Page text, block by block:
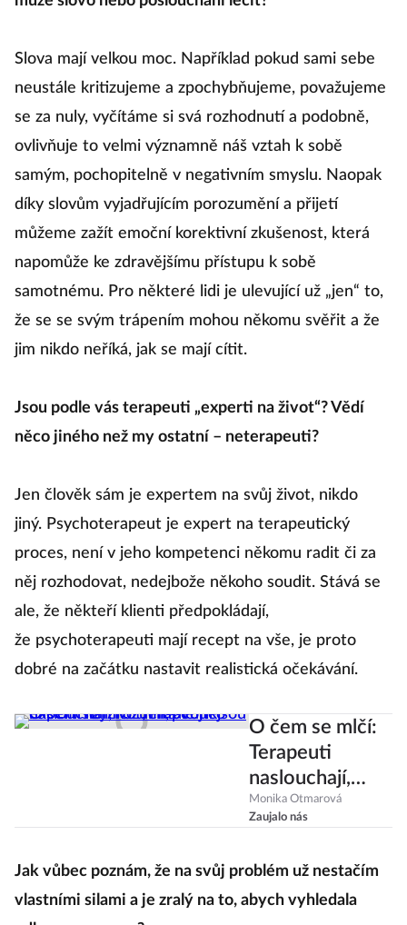
Slova mají velkou moc. Například pokud sami sebe
neustále kritizujeme a zpochybňujeme, považujeme
se za nuly, vyčítáme si svá rozhodnutí a podobně,
ovlivňuje to velmi významně náš vztah k sobě
samým, pochopitelně v negativním smyslu. Naopak
díky slovům vyjadřujícím porozumění a přijetí
můžeme zažít emoční korektivní zkušenost, která
napomůže ke zdravějšímu přístupu k sobě
samotnému. Pro některé lidi je ulevující už „jen“ to,
že se se svým trápením mohou někomu svěřit a že
jim nikdo neříká, jak se mají cítit.
Jsou podle vás terapeuti „experti na život“? Vědí
něco jiného než my ostatní – neterapeuti?
Jen člověk sám je expertem na svůj život, nikdo
jiný. Psychoterapeut je expert na terapeutický
proces, není v jeho kompetenci někomu radit či za
něj rozhodovat, nedejbože někoho soudit. Stává se
ale, že někteří klienti předpokládají,
že psychoterapeuti mají recept na vše, je proto
dobré na začátku nastavit realistická očekávání.
O čem se mlčí:
Terapeuti
naslouchají,
rozumí, ale
nejsou experti
Vojtko
Monika Otmarová
Zaujalo nás
Jak vůbec poznám, že na svůj problém už nestačím
vlastními silami a je zralý na to, abych vyhledala